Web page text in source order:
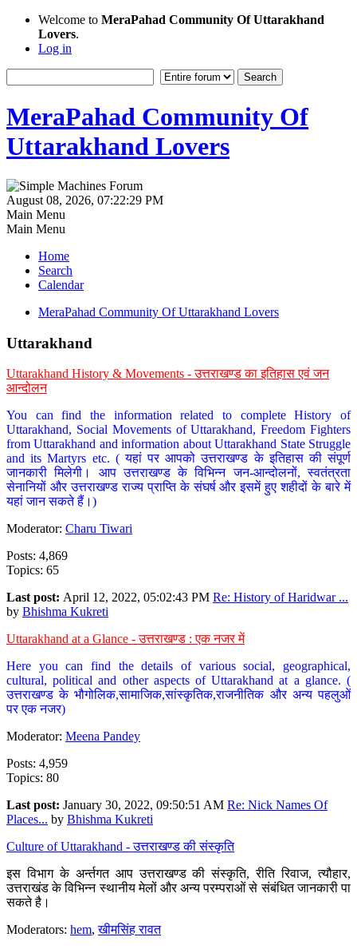
Welcome to MeraPahad Community Of Uttarakhand
Lovers.
Log in
MeraPahad Community Of
Uttarakhand Lovers
August 08, 2026, 07:22:29 PM
Main Menu
Main Menu
Home
Search
Calendar
MeraPahad Community Of Uttarakhand Lovers
Uttarakhand
Uttarakhand History & Movements - उत्तराखण्ड का इतिहास एवं जन
आन्दोलन
You can find the information related to complete History of
Uttarakhand, Social Movements of Uttarakhand, Freedom Fighters
from Uttarakhand and information about Uttarakhand State Struggle
and its Martyrs etc. ( यहां पर आपको उत्तराखण्ड के इतिहास की संपूर्ण
जानकारी मिलेगी। आप उत्तराखण्ड के विभिन्न जन-आन्दोलनों, स्वतंत्रता
सेनानियों और उत्तराखण्ड राज्य प्राप्ति के संघर्ष और इसमें हुए शहीदों के बारे में
यहां जान सकते हैं।)
Moderator: Charu Tiwari
Posts: 4,869
Topics: 65
Last post: April 12, 2022, 05:02:43 PM Re: History of Haridwar ...
by Bhishma Kukreti
Uttarakhand at a Glance - उत्तराखण्ड : एक नजर में
Here you can find the details of various social, geographical,
cultural, political and other aspects of Uttarakhand at a glance. (
उत्तराखण्ड के भौगोलिक,सामाजिक,सांस्कृतिक,राजनीतिक और अन्य पहलुओं
पर एक नजर)
Moderator: Meena Pandey
Posts: 4,959
Topics: 80
Last post: January 30, 2022, 09:50:51 AM Re: Nick Names Of
Places... by Bhishma Kukreti
Culture of Uttarakhand - उत्तराखण्ड की संस्कृति
इस विभाग के अर्न्तगत आप उत्तराखण्ड की संस्कृति, रीति रिवाज, त्यौहार,
उत्तराखंड के विभिन्न स्थानीय मेलों और अन्य परम्पराओं से संबंधित जानकारी पा
सकते है।
Moderators: hem,खीमसिंह रावत